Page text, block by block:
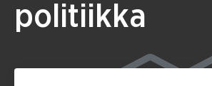
politiikka